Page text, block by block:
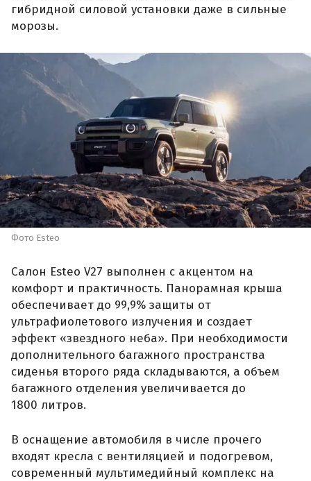
гибридной силовой установки даже в сильные
морозы.
Фото Esteo
Салон Esteo V27 выполнен с акцентом на
комфорт и практичность. Панорамная крыша
обеспечивает до 99,9% защиты от
ультрафиолетового излучения и создает
эффект «звездного неба». При необходимости
дополнительного багажного пространства
сиденья второго ряда складываются, а объем
багажного отделения увеличивается до
1800 литров.
В оснащение автомобиля в числе прочего
входят кресла с вентиляцией и подогревом,
современный мультимедийный комплекс на